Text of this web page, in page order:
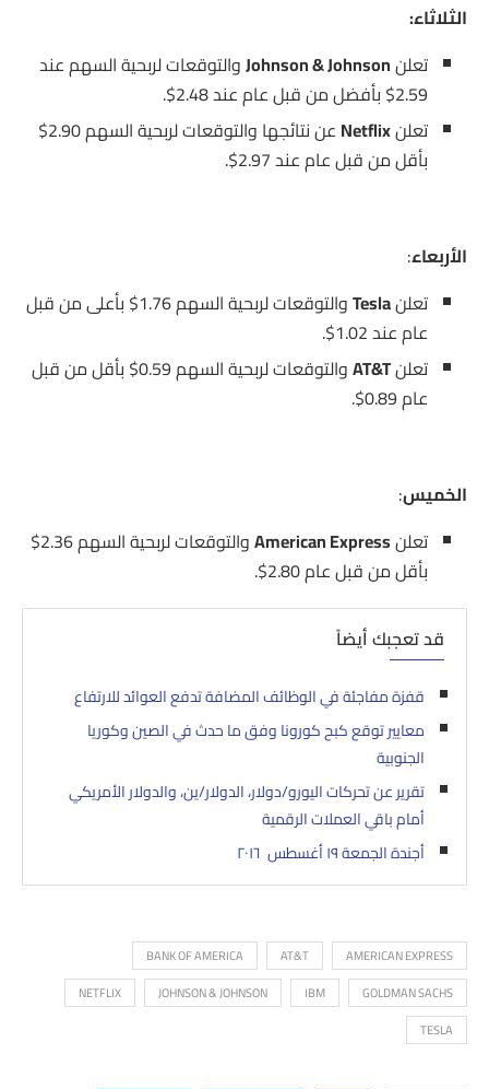
الثلاثاء:
تعلنJohnson & Johnsonوالتوقعات لربحية السهم عند
2.59$ بأفضل من قبل عام عند 2.48$.
تعلنNetflix
عن نتائجها والتوقعات لربحية السهم 2.90$
بأقل من قبل عام عند 2.97$.
الأربعاء:
تعلنTesla
والتوقعات لربحية السهم 1.76$ بأعلى من قبل
عام عند 1.02$.
تعلنAT&T
والتوقعات لربحية السهم 0.59$ بأقل من قبل
عام 0.89$.
الخميس:
تعلنAmerican Express
والتوقعات لربحية السهم 2.36$
بأقل من قبل عام 2.80$.
قد تعجبك أيضاً
قفزة مفاجئة في الوظائف المضافة تدفع العوائد للارتفاع
معايير توقع كبح كورونا وفق ما حدث في الصين وكوريا
الجنوبية
تقرير عن تحركات اليورو/دولار، الدولار/ين، والدولار الأمريكي
أمام باقي العملات الرقمية
أجندة الجمعة ١٩ أغسطس ٢٠١٦
AMERICAN EXPRESS
AT&T
BANK OF AMERICA
GOLDMAN SACHS
IBM
JOHNSON & JOHNSON
NETFLIX
TESLA